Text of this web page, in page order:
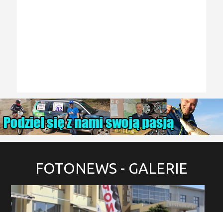
FOTONEWS - GALERIE